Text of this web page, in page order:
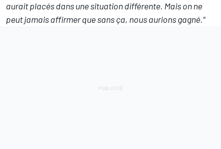
aurait placés dans une situation différente. Mais on ne
peut jamais affirmer que sans ça, nous aurions gagné."